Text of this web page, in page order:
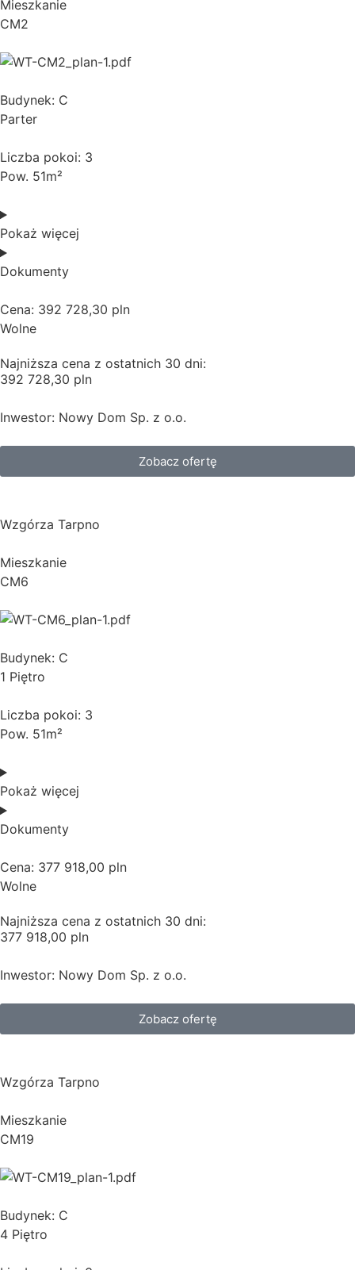
Mieszkanie
CM2
Budynek: C
Parter
Liczba pokoi: 3
Pow. 51m²
Pokaż więcej
Dokumenty
Cena: 392 728,30 pln
Wolne
Najniższa cena z ostatnich 30 dni:
392 728,30 pln
Inwestor: Nowy Dom Sp. z o.o.
Zobacz ofertę
Wzgórza Tarpno
Mieszkanie
CM6
Budynek: C
1 Piętro
Liczba pokoi: 3
Pow. 51m²
Pokaż więcej
Dokumenty
Cena: 377 918,00 pln
Wolne
Najniższa cena z ostatnich 30 dni:
377 918,00 pln
Inwestor: Nowy Dom Sp. z o.o.
Zobacz ofertę
Wzgórza Tarpno
Mieszkanie
CM19
Budynek: C
4 Piętro